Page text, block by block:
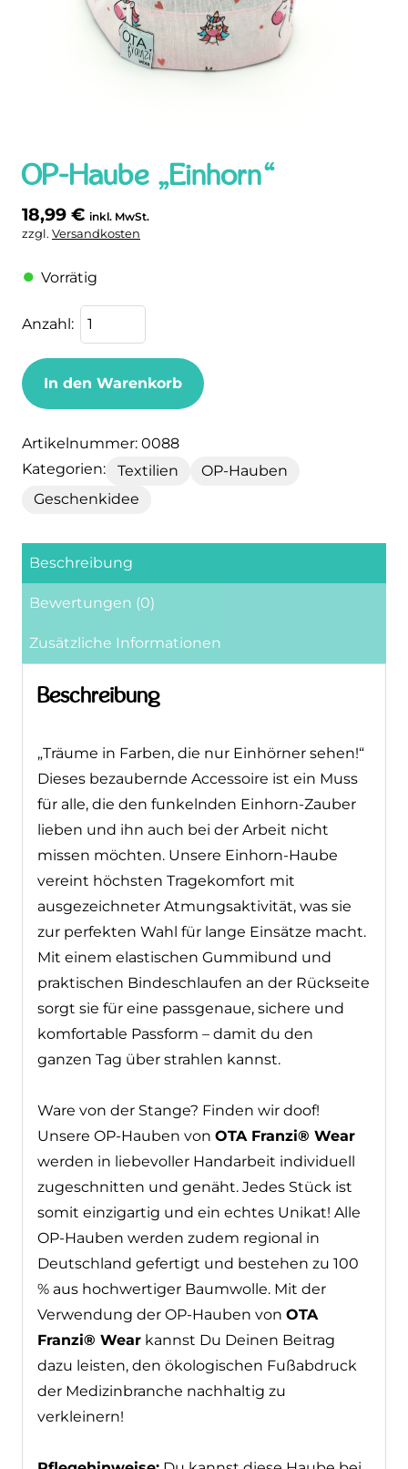
OP-Haube „Einhorn“
zzgl.Versandkosten
Beschreibung
Bewertungen (0)
Beschreibung
sehen!“ Dieses bezaubernde Accessoire ist
Einhorn-Zauber lieben und ihn auch bei
Tragekomfort mit ausgezeichneter
Atmungsaktivität, was sie zur perfekten
Wahl für lange Einsätze macht. Mit einem
Bindeschlaufen an der Rückseite sorgt sie
für eine passgenaue, sichere und
ganzen Tag über strahlen kannst.
Ware von der Stange? Finden wir doof!
OTA Franzi® Wear
zugeschnitten und genäht. Jedes Stück ist
somit einzigartig und ein echtes Unikat!
Alle OP-Hauben werden zudem regional in
Deutschland gefertigt und bestehen zu
100 % aus hochwertiger Baumwolle. Mit der
Verwendung der OP-Hauben von
OTA
Franzi® Wear
kannst Du Deinen Beitrag
dazu leisten, den ökologischen Fußabdruck
der Medizinbranche nachhaltig zu
Fit im Thema HF-
Chirurgie? ⚡
DeinStudyBook HF-Chirurgiemacht Dich fit
im Thema Hochfrequenzchirurgie. Perfekt für